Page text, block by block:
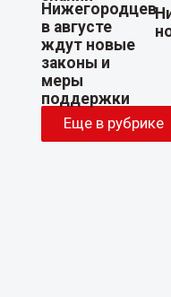
Еще в рубрике